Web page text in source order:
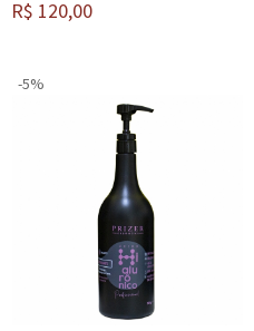
R$ 120,00
-5%